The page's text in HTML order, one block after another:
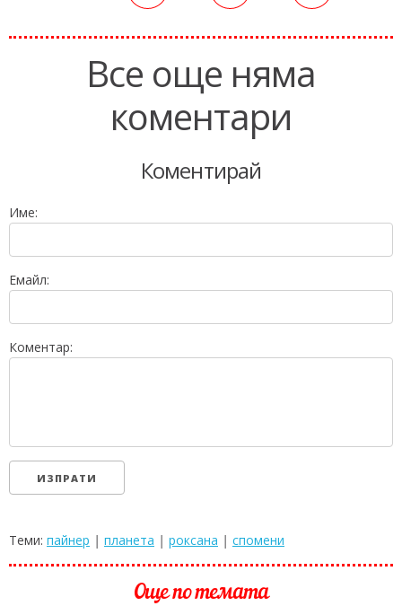
Все още няма
коментари
Коментирай
Име:
Емайл:
Коментар:
Теми: пайнер | планета | роксана | спомени
Още по темата